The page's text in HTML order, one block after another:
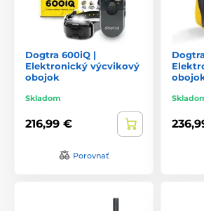
Dogtra 600iQ |
Elektronický výcvikový
obojok
Skladom
216,99 €
Porovnať